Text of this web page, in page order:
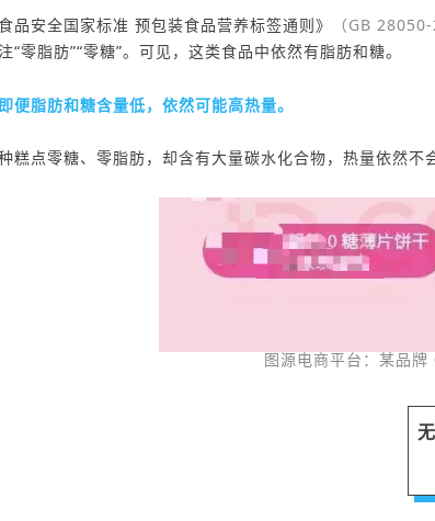
食品安全国家标准 预包装食品营养标签通则》 （GB 28050-
“零脂肪”“零糖”。可见， 这类食品中依然有脂肪和糖。
便脂肪和糖含量低，依然可能高热量。
糕点零糖、零脂肪， 却含有大量碳水化合物，热量依然不
图源电商平台：某品